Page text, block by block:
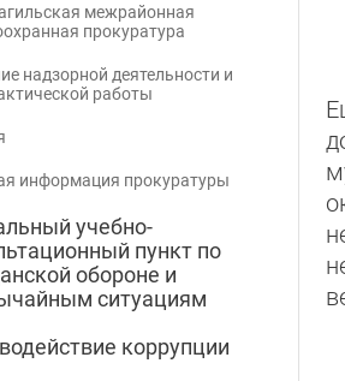
межрайонная
прокуратура
надзорной деятельности и
работы
информация прокуратуры
учебно-
пункт по
обороне и
ситуациям
коррупции